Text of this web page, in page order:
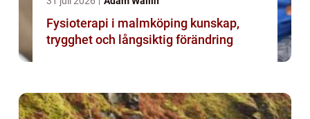
Fysioterapi i malmköping kunskap,
trygghet och långsiktig förändring